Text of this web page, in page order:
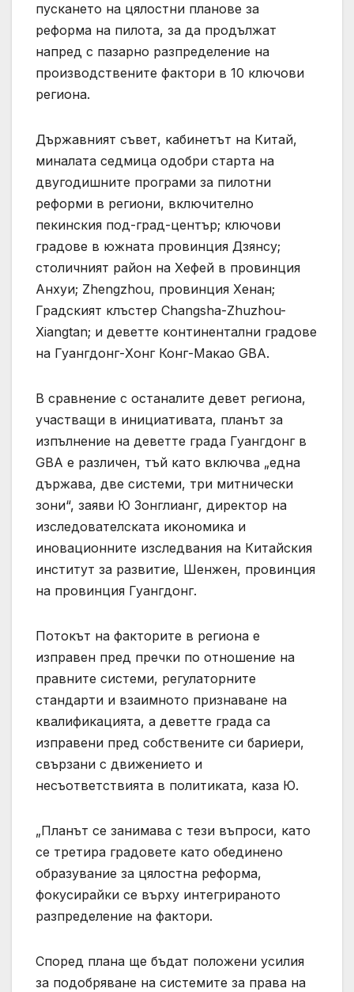
пускането на цялостни планове за
реформа на пилота, за да продължат
напред с пазарно разпределение на
производствените фактори в 10 ключови
региона.
Държавният съвет, кабинетът на Китай,
миналата седмица одобри старта на
двугодишните програми за пилотни
реформи в региони, включително
пекинския под-град-център; ключови
градове в южната провинция Дзянсу;
столичният район на Хефей в провинция
Анхуи; Zhengzhou, провинция Хенан;
Градският клъстер Changsha-Zhuzhou-
Xiangtan; и деветте континентални градове
на Гуангдонг-Хонг Конг-Макао GBA.
В сравнение с останалите девет региона,
участващи в инициативата, планът за
изпълнение на деветте града Гуангдонг в
GBA е различен, тъй като включва „една
държава, две системи, три митнически
зони“, заяви Ю Зонглианг, директор на
изследователската икономика и
иновационните изследвания на Китайския
институт за развитие, Шенжен, провинция
на провинция Гуангдонг.
Потокът на факторите в региона е
изправен пред пречки по отношение на
правните системи, регулаторните
стандарти и взаимното признаване на
квалификацията, а деветте града са
изправени пред собствените си бариери,
свързани с движението и
несъответствията в политиката, каза Ю.
„Планът се занимава с тези въпроси, като
се третира градовете като обединено
образувание за цялостна реформа,
фокусирайки се върху интегрираното
разпределение на фактори.
Според плана ще бъдат положени усилия
за подобряване на системите за права на